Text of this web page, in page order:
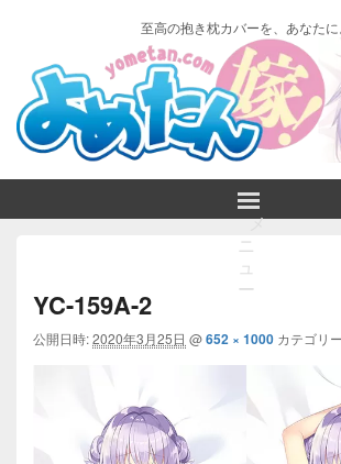
至高の抱き枕カバーを、あなたに
メ
ニ
ュ
ー
YC-159A-2
公開日時:2020年3月25日 @652 × 1000 カテゴリ